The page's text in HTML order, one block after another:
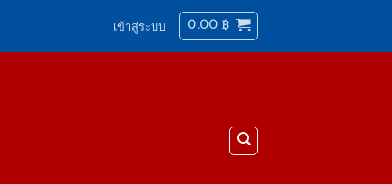
เข้าสู่ระบบ 0.00฿